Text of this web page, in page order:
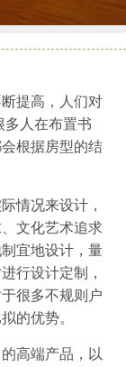
提高，人们对
多人在布置书
根据房型的结
情况来设计，
文化艺术追求
宜地设计，量
行设计定制，
很多不规则户
的优势。
高端产品，以